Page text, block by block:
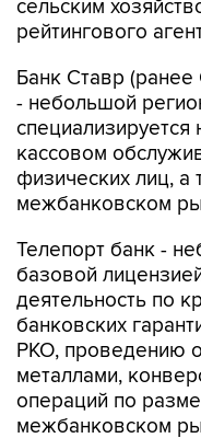
Банк Ставр (ранее
специализируется
кассовом
физических лиц, а
межбанковском
Телепорт банк -
деятельность по
банковских
РКО, проведению
металлами,
операций по
межбанковском
"АКРА".